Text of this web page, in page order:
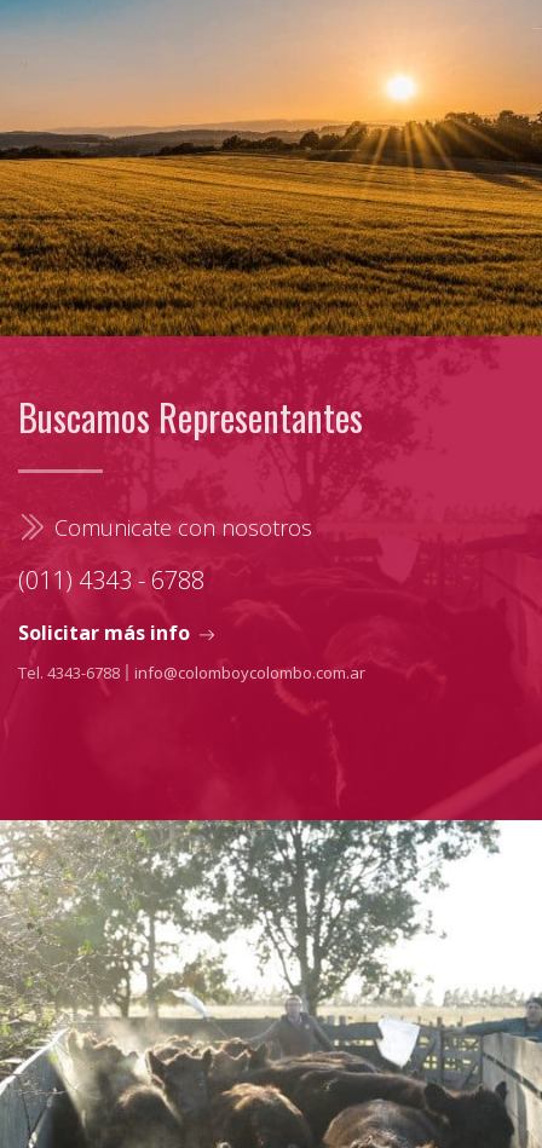
Buscamos Representantes
Comunicate con nosotros
(011) 4343 - 6788
Solicitar más info
Tel. 4343-6788 info@colomboycolombo.com.ar